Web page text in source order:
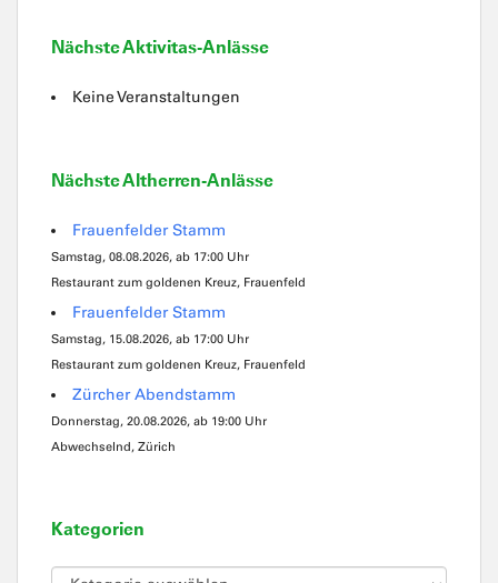
Nächste Aktivitas-Anlässe
Keine Veranstaltungen
Nächste Altherren-Anlässe
Frauenfelder Stamm
Samstag, 08.08.2026, ab 17:00 Uhr
Restaurant zum goldenen Kreuz, Frauenfeld
Frauenfelder Stamm
Samstag, 15.08.2026, ab 17:00 Uhr
Restaurant zum goldenen Kreuz, Frauenfeld
Zürcher Abendstamm
Donnerstag, 20.08.2026, ab 19:00 Uhr
Abwechselnd, Zürich
Kategorien
Kategorien